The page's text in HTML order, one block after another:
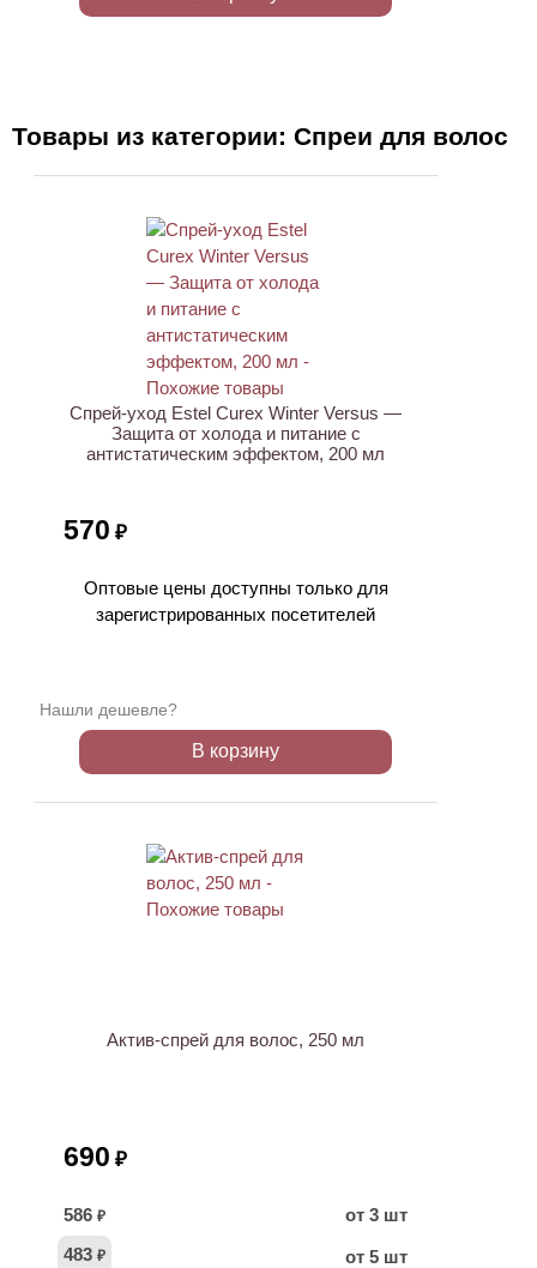
Товары из категории: Спреи для волос
Спрей-уход Estel Curex Winter Versus —
Защита от холода и питание с
антистатическим эффектом, 200 мл
570 ₽
Оптовые цены доступны только для
зарегистрированных посетителей
Нашли дешевле?
В корзину
Актив-спрей для волос, 250 мл
690 ₽
586 ₽
от 3 шт
483 ₽ от 5 шт